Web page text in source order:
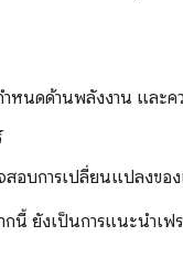
หนดด้านพลังงาน และค
อบการเปลี่ยนแปลงของ
ยังเป็นการแนะนำเฟร